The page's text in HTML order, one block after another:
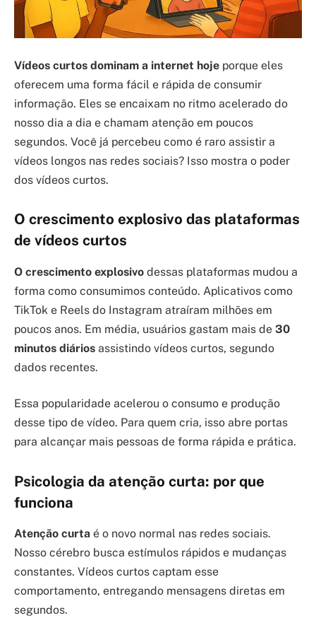
Vídeos curtos dominam a internet hoje porque eles
oferecem uma forma fácil e rápida de consumir
informação. Eles se encaixam no ritmo acelerado do
nosso dia a dia e chamam atenção em poucos
segundos. Você já percebeu como é raro assistir a
vídeos longos nas redes sociais? Isso mostra o poder
dos vídeos curtos.
O crescimento explosivo das plataformas
de vídeos curtos
O crescimento explosivo dessas plataformas mudou a
forma como consumimos conteúdo. Aplicativos como
TikTok e Reels do Instagram atraíram milhões em
poucos anos. Em média, usuários gastam mais de 30
minutos diários assistindo vídeos curtos, segundo
dados recentes.
Essa popularidade acelerou o consumo e produção
desse tipo de vídeo. Para quem cria, isso abre portas
para alcançar mais pessoas de forma rápida e prática.
Psicologia da atenção curta: por que
funciona
Atenção curta é o novo normal nas redes sociais.
Nosso cérebro busca estímulos rápidos e mudanças
constantes. Vídeos curtos captam esse
comportamento, entregando mensagens diretas em
segundos.